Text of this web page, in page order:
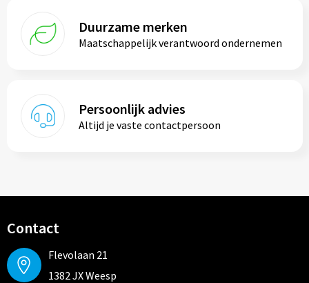
Duurzame merken
Maatschappelijk verantwoord ondernemen
Persoonlijk advies
Altijd je vaste contactpersoon
Contact
Flevolaan 21
1382 JX Weesp